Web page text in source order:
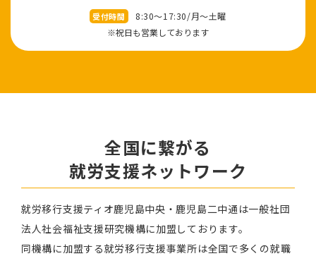
受付時間
8:30～17:30/⽉〜⼟曜
※祝⽇も営業しております
全国に繋がる
就労⽀援ネットワーク
就労移⾏⽀援ティオ⿅児島中央・鹿児島二中通は⼀般社団
法⼈社会福祉⽀援研究機構に加盟しております。
同機構に加盟する就労移⾏⽀援事業所は全国で多くの就職